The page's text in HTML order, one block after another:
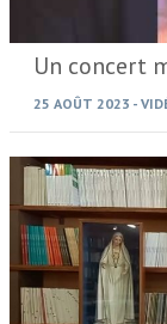
Un concert
25 AOÛT 2023 -